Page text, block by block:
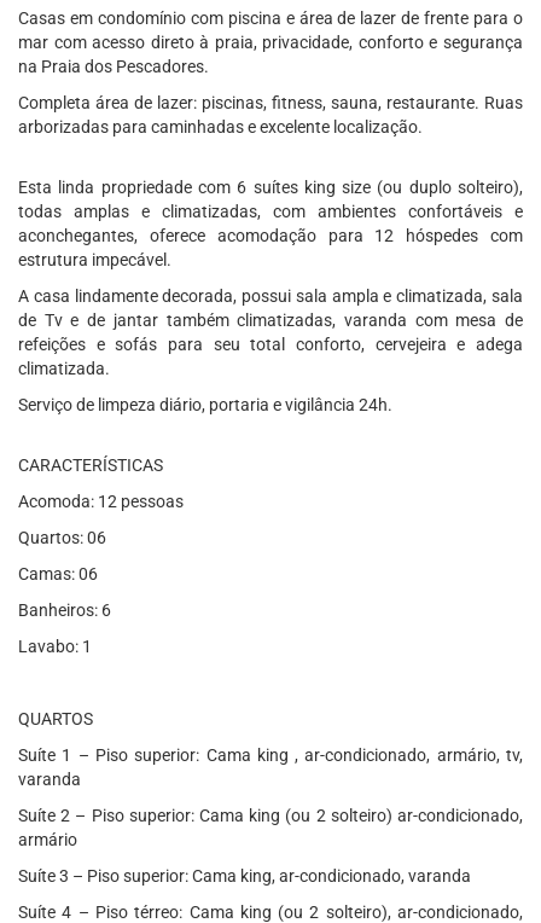
Casas em condomínio com piscina e área de lazer de frente para o
mar com acesso direto à praia, privacidade, conforto e segurança
na Praia dos Pescadores.
Completa área de lazer: piscinas, fitness, sauna, restaurante. Ruas
arborizadas para caminhadas e excelente localização.
Esta linda propriedade com 6 suítes king size (ou duplo solteiro),
todas amplas e climatizadas, com ambientes confortáveis e
aconchegantes, oferece acomodação para 12 hóspedes com
estrutura impecável.
A casa lindamente decorada, possui sala ampla e climatizada, sala
de Tv e de jantar também climatizadas, varanda com mesa de
refeições e sofás para seu total conforto, cervejeira e adega
climatizada.
Serviço de limpeza diário, portaria e vigilância 24h.
CARACTERÍSTICAS
Acomoda: 12 pessoas
Quartos: 06
Camas: 06
Banheiros: 6
Lavabo: 1
QUARTOS
Suíte 1 – Piso superior: Cama king , ar-condicionado, armário, tv,
varanda
Suíte 2 – Piso superior: Cama king (ou 2 solteiro) ar-condicionado,
armário
Suíte 3 – Piso superior: Cama king, ar-condicionado, varanda
Suíte 4 – Piso térreo: Cama king (ou 2 solteiro), ar-condicionado,